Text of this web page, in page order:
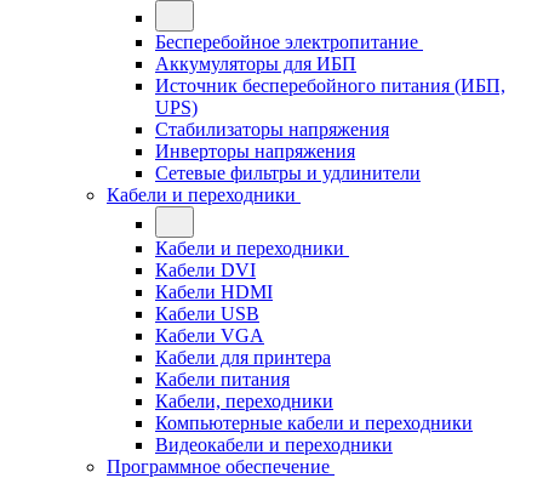
Бесперебойное электропитание
Аккумуляторы для ИБП
Источник бесперебойного питания (ИБП,
UPS)
Стабилизаторы напряжения
Инверторы напряжения
Сетевые фильтры и удлинители
Кабели и переходники
Кабели и переходники
Кабели DVI
Кабели HDMI
Кабели USB
Кабели VGA
Кабели для принтера
Кабели питания
Кабели, переходники
Компьютерные кабели и переходники
Видеокабели и переходники
Программное обеспечение